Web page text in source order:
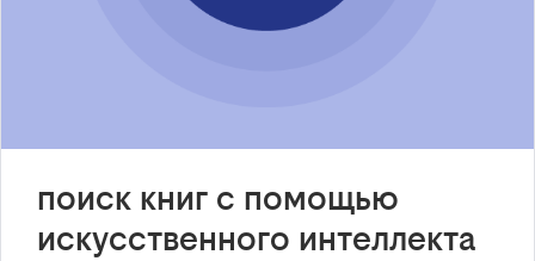
поиск книг с помощью
искусственного интеллекта